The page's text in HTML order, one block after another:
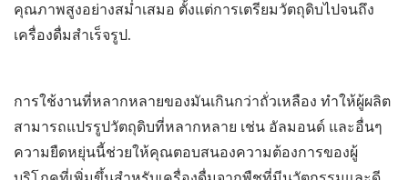
คุณภาพสูงอย่างสม่ำเสมอ ตั้งแต่การเตรียมวัตถุดิบไปจนถึง
เครื่องดื่มสำเร็จรูป.
การใช้งานที่หลากหลายของมันเกินกว่าถั่วเหลือง ทำให้ผู้ผลิต
สามารถแปรรูปวัตถุดิบที่หลากหลาย เช่น อัลมอนด์ และอื่นๆ
ความยืดหยุ่นนี้ช่วยให้คุณตอบสนองความต้องการของผู้